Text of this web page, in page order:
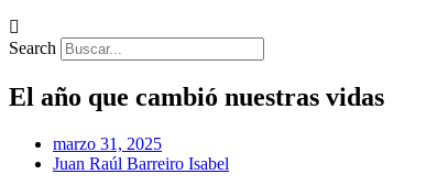
Search
El año que cambió nuestras vidas
marzo 31, 2025
Juan Raúl Barreiro Isabel